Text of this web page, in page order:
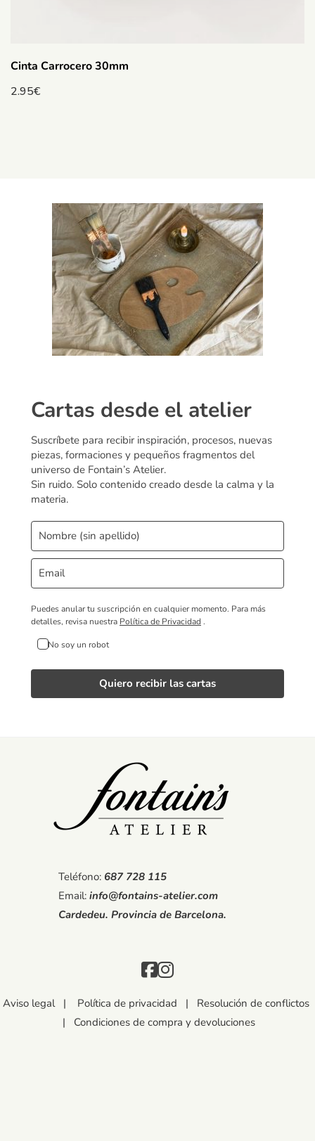
Cinta Carrocero 30mm
2.95€
Cartas desde el atelier
Suscríbete para recibir inspiración, procesos, nuevas
piezas, formaciones y pequeños fragmentos del
universo de Fontain’s Atelier.
Sin ruido. Solo contenido creado desde la calma y la
materia.
Puedes anular tu suscripción en cualquier momento. Para más
detalles, revisa nuestra Política de Privacidad .
No soy un robot
Quiero recibir las cartas
Teléfono: 687 728 115
Email: info@fontains-atelier.com
Cardedeu. Provincia de Barcelona.
Aviso legal| Política de privacidad | Resolución de conflictos
| Condiciones de compra y devoluciones